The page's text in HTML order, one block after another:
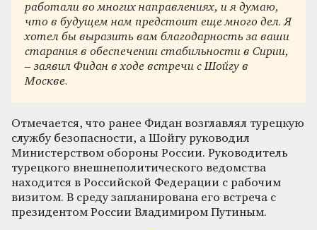
работали во многих направлениях, и я думаю,
что в будущем нам предстоит еще много дел. Я
хотел бы выразить вам благодарность за ваши
старания в обеспечении стабильности в Сирии,
– заявил Фидан в ходе встречи с Шойгу в
Москве.
Отмечается, что ранее Фидан возглавлял турецкую
службу безопасности, а Шойгу руководил
Министерством обороны России. Руководитель
турецкого внешнеполитического ведомства
находится в Российской Федерации с рабочим
визитом. В среду запланирована его встреча с
президентом России Владимиром Путиным.